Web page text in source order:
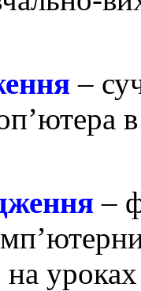
–
–